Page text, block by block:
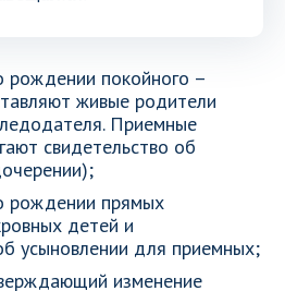
рождении покойного –
живые родители
Приемные
свидетельство об
рождении прямых
детей и
усыновлении для приемных;
изменение